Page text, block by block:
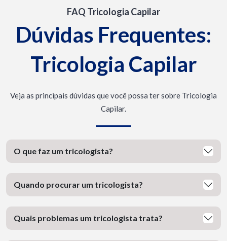
FAQ Tricologia Capilar
Dúvidas Frequentes:
Tricologia Capilar
Veja as principais dúvidas que você possa ter sobre Tricologia
Capilar.
O que faz um tricologista?
Quando procurar um tricologista?
Quais problemas um tricologista trata?